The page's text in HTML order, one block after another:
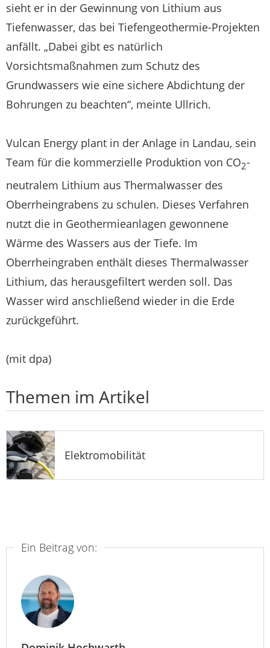
sieht er in der Gewinnung von Lithium aus
Tiefenwasser, das bei Tiefengeothermie-Projekten
anfällt. „Dabei gibt es natürlich
Vorsichtsmaßnahmen zum Schutz des
Grundwassers wie eine sichere Abdichtung der
Bohrungen zu beachten“, meinte Ullrich.
Vulcan Energy plant in der Anlage in Landau, sein
Team für die kommerzielle Produktion von CO2-
neutralem Lithium aus Thermalwasser des
Oberrheingrabens zu schulen. Dieses Verfahren
nutzt die in Geothermieanlagen gewonnene
Wärme des Wassers aus der Tiefe. Im
Oberrheingraben enthält dieses Thermalwasser
Lithium, das herausgefiltert werden soll. Das
Wasser wird anschließend wieder in die Erde
zurückgeführt.
(mit dpa)
Themen im Artikel
Elektromobilität
Ein Beitrag von: